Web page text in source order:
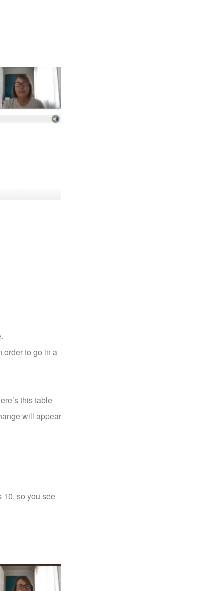
order to go in a
this table
will appear
10, so you see